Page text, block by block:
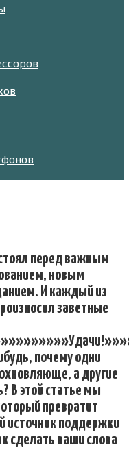
перед важным
новым
И каждый из
заветные
почему одни
а другие
В этой статье мы
превратит
источник поддержки
сделать ваши слова